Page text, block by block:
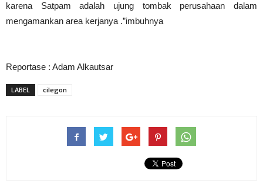
karena Satpam adalah ujung tombak perusahaan dalam
mengamankan area kerjanya .”imbuhnya
Reportase : Adam Alkautsar
LABEL cilegon